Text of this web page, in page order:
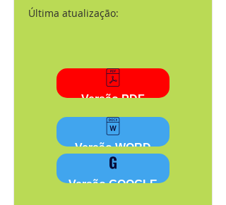
Última atualização:
Versão PDF
Versão WORD
Versão GOOGLE